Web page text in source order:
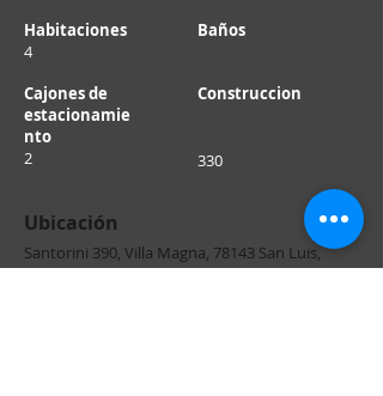
Habitaciones
4
Baños
Construccion
330
Cajones de
estacionamie
nto
2
Ubicación
Santorini 390, Villa Magna, 78143 San Luis,
S.L.P., México